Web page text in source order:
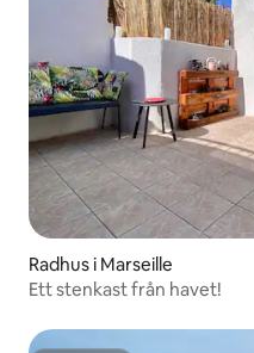
Radhus i Marseille
Ett stenkast från havet!